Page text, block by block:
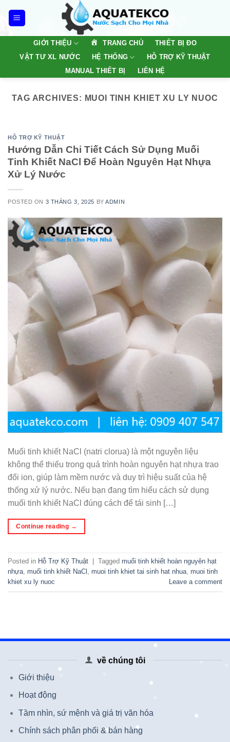
GIỚI THIỆU TRANG CHỦ
THIẾT BỊ ĐO
VẬT TƯ XL NƯỚC
HỆ THỐNG
HỖ TRỢ KỸ THUẬT
MANUAL THIẾT BỊ
LIÊN HỆ
TAG ARCHIVES: MUOI TINH KHIET XU LY NUOC
HỖ TRỢ KỸ THUẬT
Hướng Dẫn Chi Tiết Cách Sử Dụng Muối
Tinh Khiết NaCl Để Hoàn Nguyên Hạt Nhựa
Xử Lý Nước
POSTED ON 3 THÁNG 3, 2025 BYADMIN
Muối tinh khiết NaCl (natri clorua) là một nguyên liệu
không thể thiếu trong quá trình hoàn nguyên hạt nhựa trao
đổi ion, giúp làm mềm nước và duy trì hiệu suất của hệ
thống xử lý nước. Nếu bạn đang tìm hiểu cách sử dụng
muối tinh khiết NaCl đúng cách để tái sinh […]
Continue reading →
Posted in Hỗ Trợ Kỹ Thuật Tagged muối tinh khiết hoàn nguyên hạt
nhựa muối tinh khiết NaCl muoi tinh khiet tai sinh hat nhua muoi tinh
khiet xu ly nuoc
Leave a comment
về chúng tôi
Giới thiệu
Hoạt động
Tầm nhìn, sứ mệnh và giá trị văn hóa
Chính sách phân phối & bán hàng